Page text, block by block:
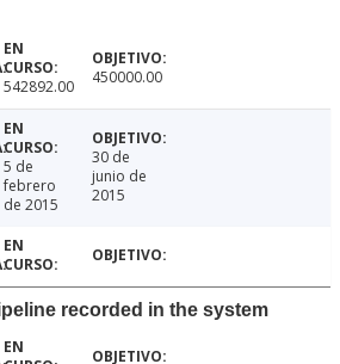
542892.00 450000.00
5 de
febrero
de 2015
30 de
junio de
2015
recorded in the system